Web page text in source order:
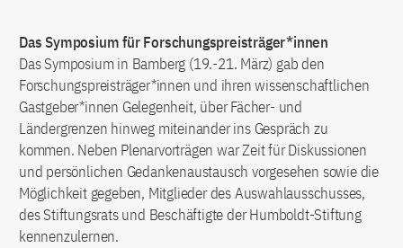
Das Symposium für Forschungspreisträger*innen
Das Symposium in Bamberg (19.-21. März) gab den
Forschungspreisträger*innen und ihren wissenschaftlichen
Gastgeber*innen Gelegenheit, über Fächer- und
Ländergrenzen hinweg miteinander ins Gespräch zu
kommen. Neben Plenarvorträgen war Zeit für Diskussionen
und persönlichen Gedankenaustausch vorgesehen sowie die
Möglichkeit gegeben, Mitglieder des Auswahlausschusses,
des Stiftungsrats und Beschäftigte der Humboldt-Stiftung
kennenzulernen.